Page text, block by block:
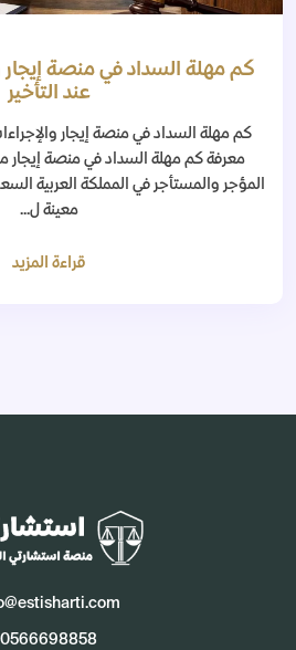
كم مهلة السداد في منصة إيجار
عند التأخير
كم مهلة السداد في منصة إيجار
معرفة كم مهلة السداد في منصة إيجار
المؤجر والمستأجر في المملكة العربية
معينة ل...
قراءة المزيد
0566698858